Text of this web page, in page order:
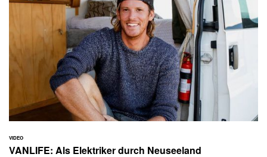
VIDEO
VANLIFE: Als Elektriker durch Neuseeland